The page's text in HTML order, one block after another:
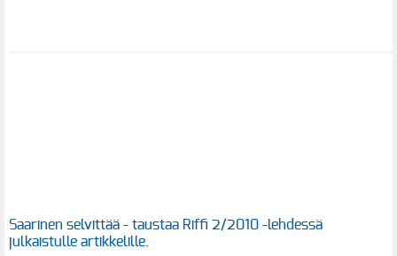
Saarinen selvittää - taustaa Riffi 2/2010 -lehdessä
julkaistulle artikkelille.